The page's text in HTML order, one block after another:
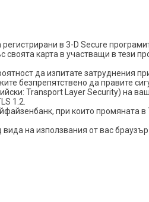
в 3-D Secure
карта в участващи в тези
да изпитате затруднения
безпрепятствено да правите
Transport Layer Security) на
1.2.
при които промяната
на използвания от вас